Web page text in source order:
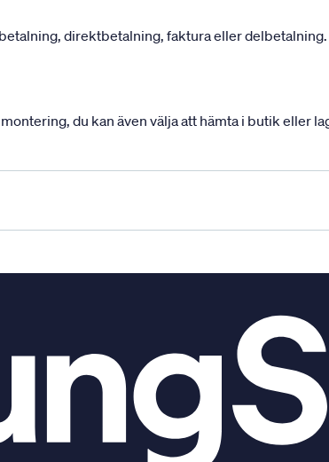
direktbetalning, faktura eller delbetalning.
du kan även välja att hämta i butik eller